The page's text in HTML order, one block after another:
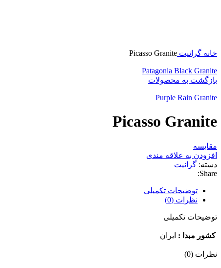
خانه گرانیت Picasso Granite
Patagonia Black Granite
بازگشت به محصولات
Purple Rain Granite
Picasso Granite
مقایسه
افزودن به علاقه مندی
دسته: گرانیت
Share:
توضیحات تکمیلی
نظرات (0)
توضیحات تکمیلی
کشور مبدا : ایران
نظرات (0)